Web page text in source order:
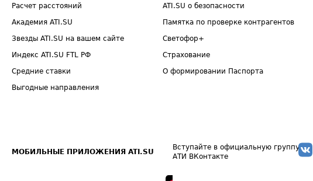
Расчет расстояний
Академия ATI.SU
Звезды ATI.SU на вашем сайте
Индекс ATI.SU FTL РФ
Средние ставки
Выгодные направления
ATI.SU о безопасности
Памятка по проверке контрагентов
Светофор+
Страхование
О формировании Паспорта
МОБИЛЬНЫЕ ПРИЛОЖЕНИЯ ATI.SU
Вступайте в официальную группу
АТИ ВКонтакте